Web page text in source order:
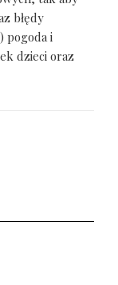
błędy
pogoda i
dzieci oraz